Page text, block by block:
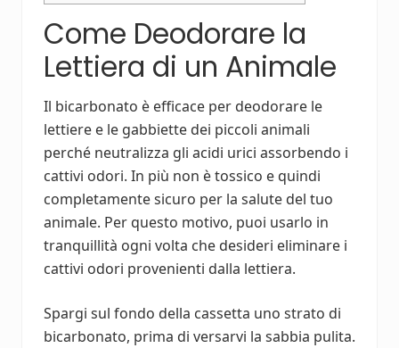
Come Deodorare la
Lettiera di un Animale
Il bicarbonato è efficace per deodorare le
lettiere e le gabbiette dei piccoli animali
perché neutralizza gli acidi urici assorbendo i
cattivi odori. In più non è tossico e quindi
completamente sicuro per la salute del tuo
animale. Per questo motivo, puoi usarlo in
tranquillità ogni volta che desideri eliminare i
cattivi odori provenienti dalla lettiera.
Spargi sul fondo della cassetta uno strato di
bicarbonato, prima di versarvi la sabbia pulita.